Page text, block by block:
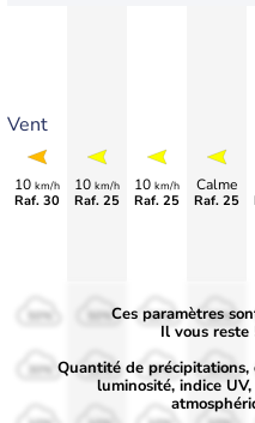
Vent
10 km/h
Raf. 30
10 km/h
Raf. 25
10 km/h
Raf. 25
Calme
Raf. 25
50%
30%
50%
30%
50%
30%
50%
30%
Ces paramètres
Il vous reste
Quantité de précipitations,
luminosité, indice